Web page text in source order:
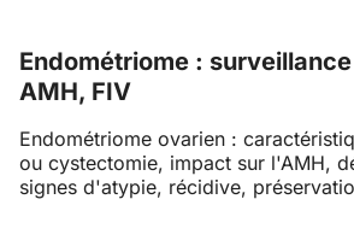
Endométriome :
AMH, FIV
Endométriome ovarien :
ou cystectomie, impact sur l'AMH,
signes d'atypie, récidive,